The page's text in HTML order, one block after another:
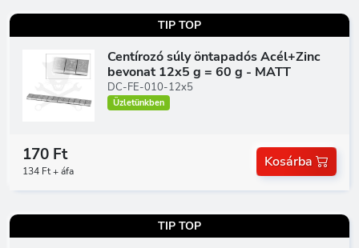
TIP TOP
Centírozó súly öntapadós Acél+Zinc
bevonat 12x5 g = 60 g - MATT
DC-FE-010-12x5
Üzletünkben
170 Ft
134 Ft + áfa
Kosárba
TIP TOP